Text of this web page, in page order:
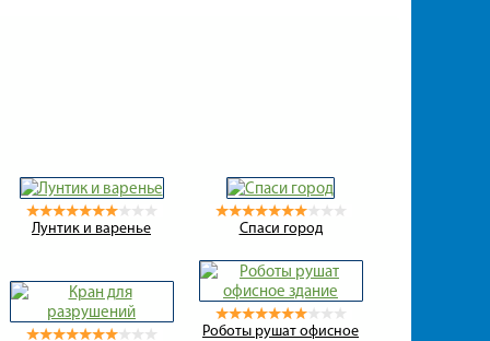
Лунтик и варенье Спаси город
Роботы рушат офисное